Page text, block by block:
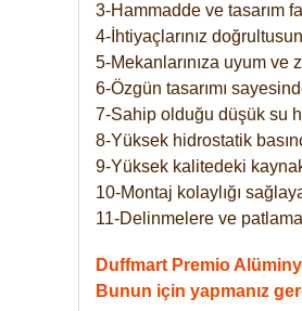
3-Hammadde ve tasarım
4-İhtiyaçlarınız
5-Mekanlarınıza uyum
6-Özgün tasarımı
7-Sahip olduğu düşük su
8-Yüksek hidrostatik
9-Yüksek kalitedeki
10-Montaj kolaylığı
11-Delinmelere ve
Duffmart Premio
Bunun için yapmanız